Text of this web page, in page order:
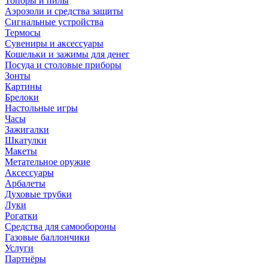
Аэрозоли и средства защиты
Сигнальные устройства
Термосы
Сувениры и аксессуары
Кошельки и зажимы для денег
Посуда и столовые приборы
Зонты
Картины
Брелоки
Настольные игры
Часы
Зажигалки
Шкатулки
Макеты
Метательное оружие
Аксессуары
Арбалеты
Духовые трубки
Луки
Рогатки
Средства для самообороны
Газовые баллончики
Услуги
Партнёры